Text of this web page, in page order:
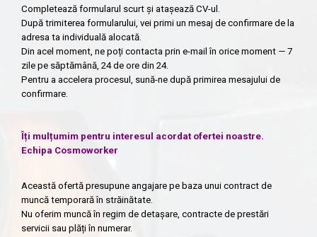
Completează formularul scurt și atașează CV-ul.
După trimiterea formularului, vei primi un mesaj de confirmare de la
adresa ta individuală alocată.
Din acel moment, ne poți contacta prin e-mail în orice moment — 7
zile pe săptămână, 24 de ore din 24.
Pentru a accelera procesul, sună-ne după primirea mesajului de
confirmare.
Îți mulțumim pentru interesul acordat ofertei noastre.
Echipa Cosmoworker
Această ofertă presupune angajare pe baza unui contract de
muncă temporară în străinătate.
Nu oferim muncă în regim de detașare, contracte de prestări
servicii sau plăți în numerar.